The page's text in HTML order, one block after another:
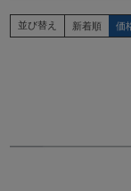
並び替え 新着順 価